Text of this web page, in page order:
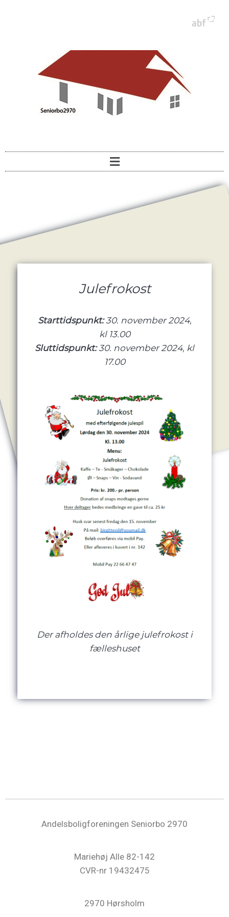
Julefrokost
Starttidspunkt:30. november 2024,
kl 13.00
Sluttidspunkt:30. november 2024, kl
17.00
Der afholdes den årlige julefrokost i
fælleshuset
Andelsboligforeningen Seniorbo 2970
Mariehøj Alle 82-142
CVR-nr 19432475
2970 Hørsholm